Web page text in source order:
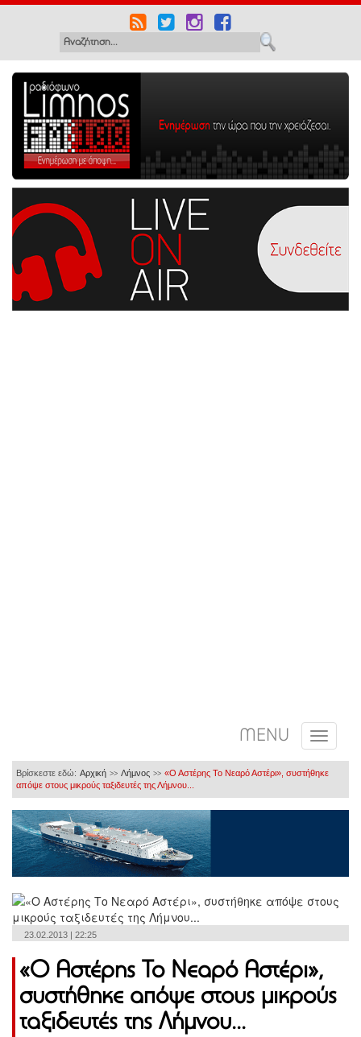
MENU
Βρίσκεστε εδώ: Αρχική >> Λήμνος >> «Ο Αστέρης Το Νεαρό Αστέρι», συστήθηκε
απόψε στους μικρούς ταξιδευτές της Λήμνου...
23.02.2013 | 22:25
«Ο Αστέρης Το Νεαρό Αστέρι»,
συστήθηκε απόψε στους μικρούς
ταξιδευτές της Λήμνου...